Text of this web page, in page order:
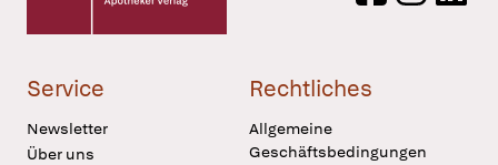
Service
Newsletter
Über uns
Rechtliches
Allgemeine
Geschäftsbedingungen